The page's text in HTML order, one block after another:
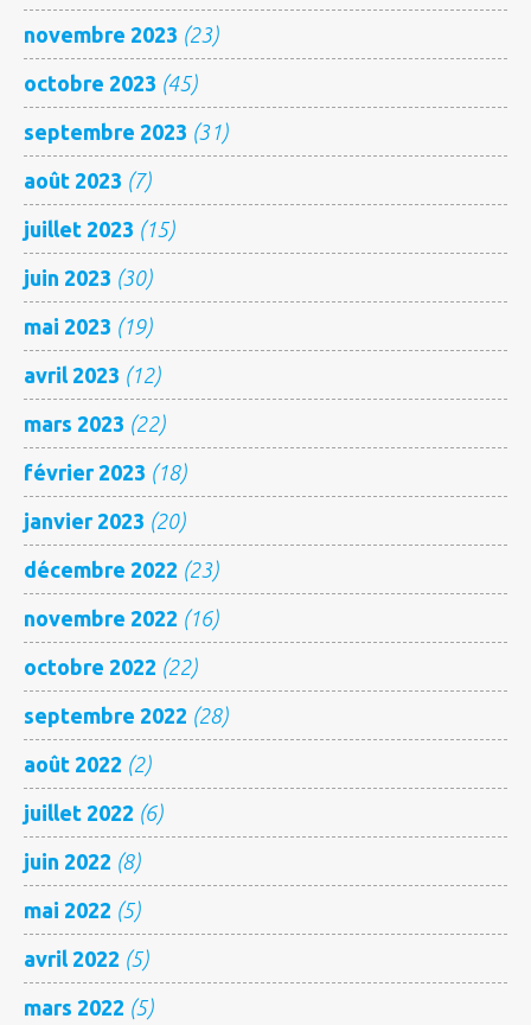
novembre 2023 (23)
octobre 2023 (45)
septembre 2023 (31)
août 2023 (7)
juillet 2023 (15)
juin 2023 (30)
mai 2023 (19)
avril 2023 (12)
mars 2023 (22)
février 2023 (18)
janvier 2023 (20)
décembre 2022 (23)
novembre 2022 (16)
octobre 2022 (22)
septembre 2022 (28)
août 2022 (2)
juillet 2022 (6)
juin 2022 (8)
mai 2022 (5)
avril 2022 (5)
mars 2022 (5)